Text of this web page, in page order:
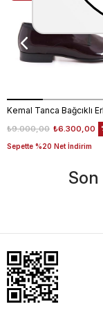
₺6.300,00
₺9.000,00
Sepette %20 Net İndirim
Son